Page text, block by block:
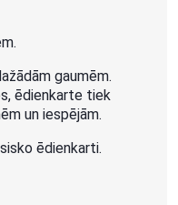
gaumēm.
ēdienkarte tiek
un iespējām.
ēdienkarti.